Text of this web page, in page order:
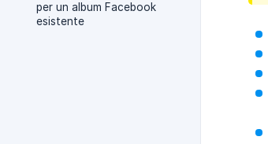
per un album Facebook
esistente